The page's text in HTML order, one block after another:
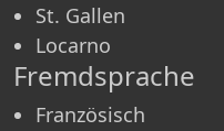
St. Gallen
Locarno
Fremdsprache
Französisch